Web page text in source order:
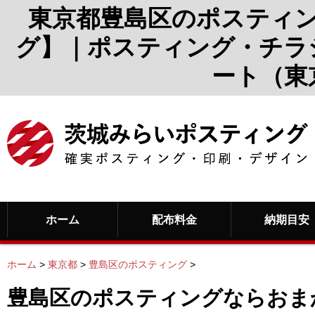
東京都豊島区のポスティ
グ】｜ポスティング・チ
ート（
ホーム 配布料金 納期目安
ホーム > 東京都 > 豊島区のポスティング >
豊島区のポスティングならお